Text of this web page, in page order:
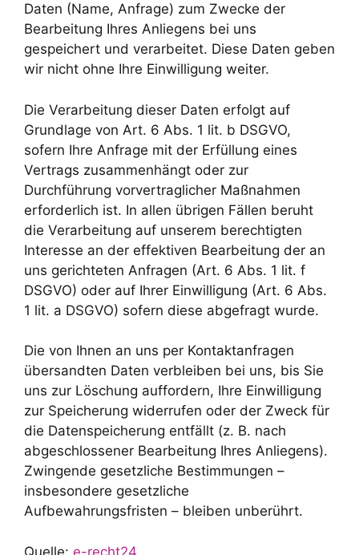
Daten (Name, Anfrage) zum Zwecke der
Bearbeitung Ihres Anliegens bei uns
gespeichert und verarbeitet. Diese Daten geben
wir nicht ohne Ihre Einwilligung weiter.
Die Verarbeitung dieser Daten erfolgt auf
Grundlage von Art. 6 Abs. 1 lit. b DSGVO,
sofern Ihre Anfrage mit der Erfüllung eines
Vertrags zusammenhängt oder zur
Durchführung vorvertraglicher Maßnahmen
erforderlich ist. In allen übrigen Fällen beruht
die Verarbeitung auf unserem berechtigten
Interesse an der effektiven Bearbeitung der an
uns gerichteten Anfragen (Art. 6 Abs. 1 lit. f
DSGVO) oder auf Ihrer Einwilligung (Art. 6 Abs.
1 lit. a DSGVO) sofern diese abgefragt wurde.
Die von Ihnen an uns per Kontaktanfragen
übersandten Daten verbleiben bei uns, bis Sie
uns zur Löschung auffordern, Ihre Einwilligung
zur Speicherung widerrufen oder der Zweck für
die Datenspeicherung entfällt (z. B. nach
abgeschlossener Bearbeitung Ihres Anliegens).
Zwingende gesetzliche Bestimmungen –
insbesondere gesetzliche
Aufbewahrungsfristen – bleiben unberührt.
Quelle: e-recht24